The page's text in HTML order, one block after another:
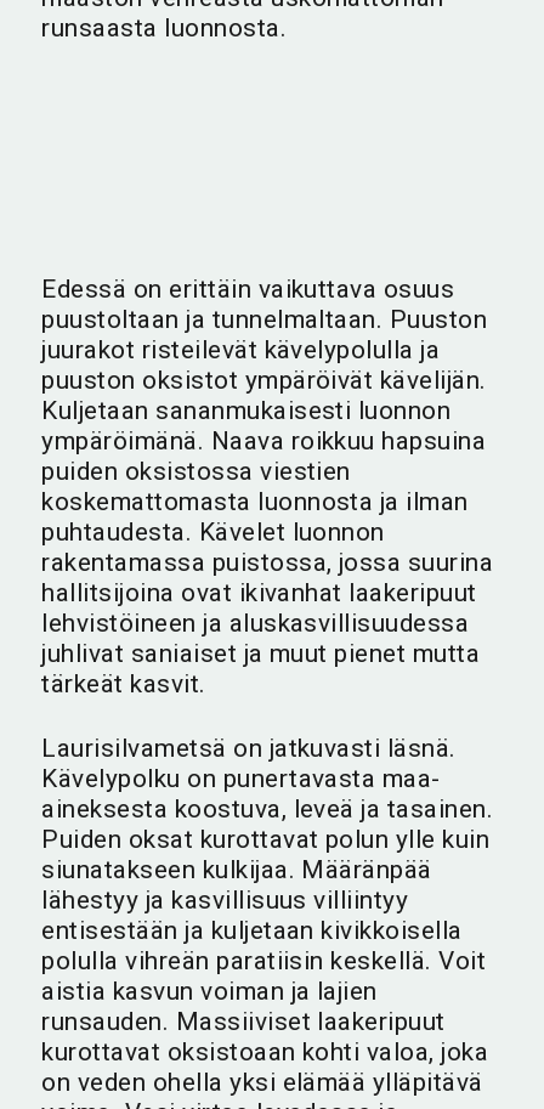
runsaasta luonnosta.
Edessä on erittäin vaikuttava osuus
puustoltaan ja tunnelmaltaan. Puuston
juurakot risteilevät kävelypolulla ja
puuston oksistot ympäröivät kävelijän.
Kuljetaan sananmukaisesti luonnon
ympäröimänä. Naava roikkuu hapsuina
puiden oksistossa viestien
koskemattomasta luonnosta ja ilman
puhtaudesta. Kävelet luonnon
rakentamassa puistossa, jossa suurina
hallitsijoina ovat ikivanhat laakeripuut
lehvistöineen ja aluskasvillisuudessa
juhlivat saniaiset ja muut pienet mutta
tärkeät kasvit.
Laurisilvametsä on jatkuvasti läsnä.
Kävelypolku on punertavasta maa-
aineksesta koostuva, leveä ja tasainen.
Puiden oksat kurottavat polun ylle kuin
siunatakseen kulkijaa. Määränpää
lähestyy ja kasvillisuus villiintyy
entisestään ja kuljetaan kivikkoisella
polulla vihreän paratiisin keskellä. Voit
aistia kasvun voiman ja lajien
runsauden. Massiiviset laakeripuut
kurottavat oksistoaan kohti valoa, joka
on veden ohella yksi elämää ylläpitävä